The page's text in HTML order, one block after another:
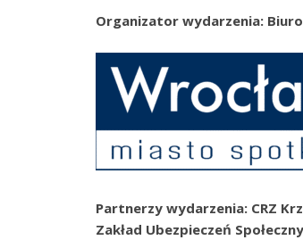
Organizator wydarzenia:
Partnerzy wydarzenia: CRZ
Zakład Ubezpieczeń